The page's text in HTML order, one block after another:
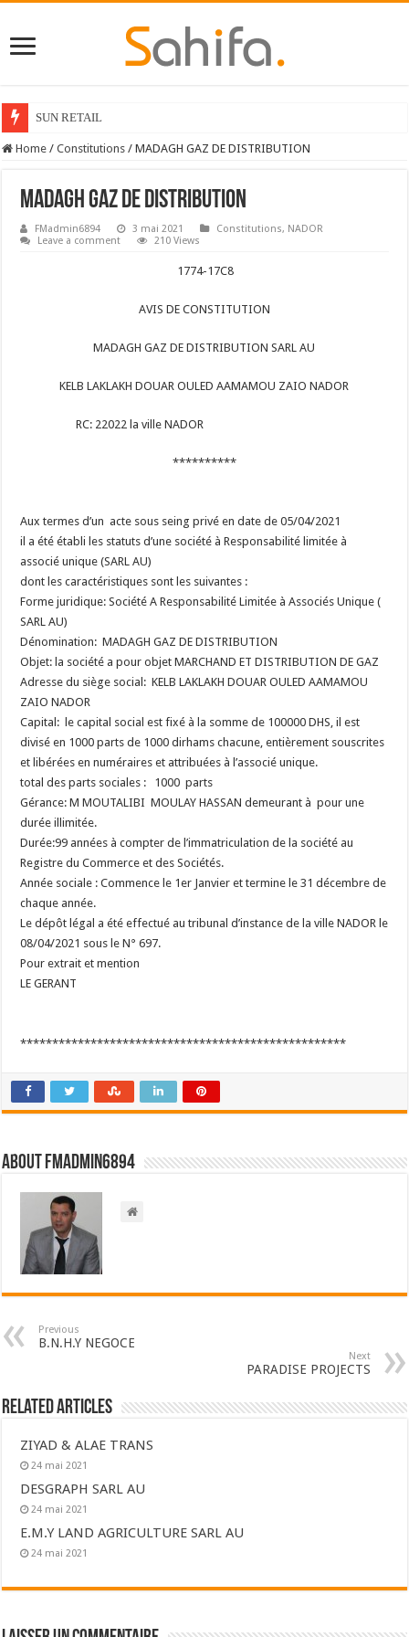
SUN RETAIL
Home / Constitutions / MADAGH GAZ DE DISTRIBUTION
MADAGH GAZ DE DISTRIBUTION
FMadmin6894 3 mai 2021 Constitutions, NADOR
Leave a comment
210 Views
1774-17C8
AVIS DE CONSTITUTION
MADAGH GAZ DE DISTRIBUTION SARL AU
KELB LAKLAKH DOUAR OULED AAMAMOU ZAIO NADOR
RC: 22022 la ville NADOR
**********
Aux termes d’un acte sous seing privé en date de 05/04/2021
il a été établi les statuts d’une société à Responsabilité limitée à
associé unique (SARL AU)
dont les caractéristiques sont les suivantes :
Forme juridique: Société A Responsabilité Limitée à Associés Unique (
SARL AU)
Dénomination: MADAGH GAZ DE DISTRIBUTION
Objet: la société a pour objet MARCHAND ET DISTRIBUTION DE GAZ
Adresse du siège social: KELB LAKLAKH DOUAR OULED AAMAMOU
ZAIO NADOR
Capital: le capital social est fixé à la somme de 100000 DHS, il est
divisé en 1000 parts de 1000 dirhams chacune, entièrement souscrites
et libérées en numéraires et attribuées à l’associé unique.
total des parts sociales : 1000 parts
Gérance: M MOUTALIBI MOULAY HASSAN demeurant à pour une
durée illimitée.
Durée:99 années à compter de l’immatriculation de la société au
Registre du Commerce et des Sociétés.
Année sociale : Commence le 1er Janvier et termine le 31 décembre de
chaque année.
Le dépôt légal a été effectué au tribunal d’instance de la ville NADOR le
08/04/2021 sous le N° 697.
Pour extrait et mention
LE GERANT
***************************************************
About FMadmin6894
Previous
B.N.H.Y NEGOCE
Next
PARADISE PROJECTS
Related Articles
ZIYAD & ALAE TRANS
24 mai 2021
DESGRAPH SARL AU
24 mai 2021
E.M.Y LAND AGRICULTURE SARL AU
24 mai 2021